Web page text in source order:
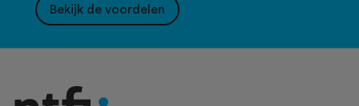
Bekijk de voordelen